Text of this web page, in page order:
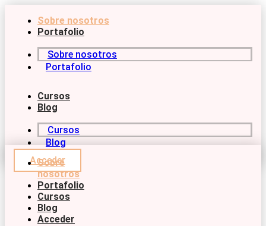
contenido
Sobre nosotros
Portafolio
Sobre nosotros
Portafolio
Cursos
Blog
Cursos
Blog
Acceder
Sobre
nosotros
Portafolio
Cursos
Blog
Acceder